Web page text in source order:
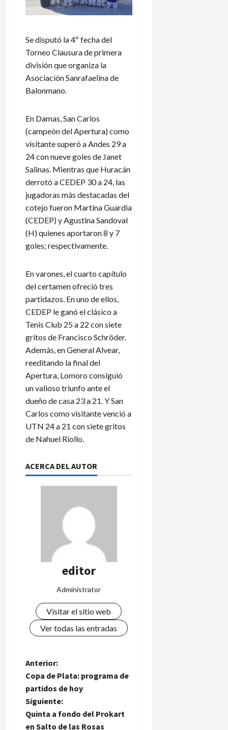
Se disputó la 4º fecha del
Torneo Clausura de primera
división que organiza la
Asociación Sanrafaelina de
Balonmano.
En Damas, San Carlos
(campeón del Apertura) como
visitante superó a Andes 29 a
24 con nueve goles de Janet
Salinas. Mientras que Huracán
derrotó a CEDEP 30 a 24, las
jugadoras más destacadas del
cotejo fueron Martina Guardia
(CEDEP) y Agustina Sandoval
(H) quienes aportaron 8 y 7
goles; respectivamente.
En varones, el cuarto capítulo
del certamen ofreció tres
partidazos. En uno de ellos,
CEDEP le ganó el clásico a
Tenis Club 25 a 22 con siete
gritos de Francisco Schröder.
Además, en General Alvear,
reeditando la final del
Apertura, Lomoro consiguió
un valioso triunfo ante el
dueño de casa 23 a 21. Y San
Carlos como visitante venció a
UTN 24 a 21 con siete gritos
de Nahuel Riollo.
ACERCA DEL AUTOR
editor
Administrator
Visitar el sitio web
Ver todas las entradas
N
a
v
Anterior:
Copa de Plata: programa de
partidos de hoy
Siguiente:
Quinta a fondo del Prokart
en Salto de las Rosas